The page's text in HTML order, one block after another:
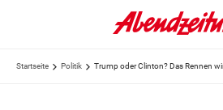
Startseite Politik Trump oder Clinton? Das Rennen